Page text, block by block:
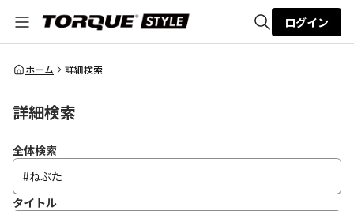
全体検索
ログイン
ホーム 詳細検索
詳細検索
全体検索
タイトル